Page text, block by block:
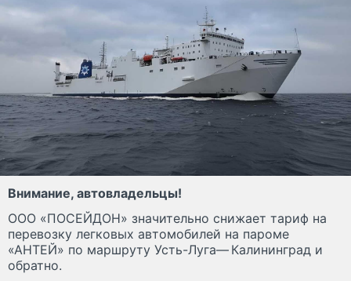
Внимание, автовладельцы!
ООО «ПОСЕЙДОН» значительно снижает тариф на
перевозку легковых автомобилей на пароме
«АНТЕЙ» по маршруту Усть-Луга— Калининград и
обратно.